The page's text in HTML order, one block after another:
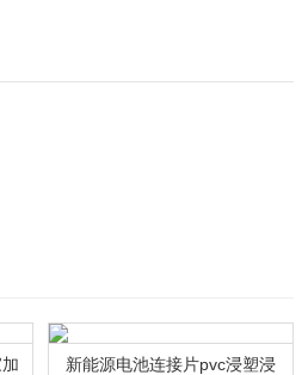
新能源电池连接片pvc浸塑浸